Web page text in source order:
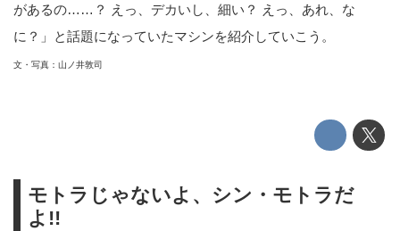
があるの……？ えっ、デカいし、細い？ えっ、あれ、な
に？」と話題になっていたマシンを紹介していこう。
文・写真：山ノ井敦司
モトラじゃないよ、シン・モトラだ
よ!!